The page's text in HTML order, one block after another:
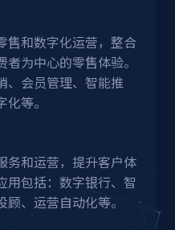
售和数字化运营，整合
为中心的零售体验。
、会员管理、智能推
等。
务和运营，提升客户体
用包括：数字银行、智
、运营自动化等。